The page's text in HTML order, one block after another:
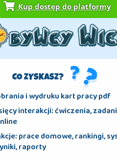
Kup dostęp do platformy
CO ZYSKASZ?
i wydruku kart pracy pdf
interakcji: ćwiczenia,
prace domowe, rankingi,
raporty